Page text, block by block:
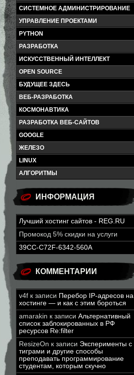
СИСТЕМНОЕ АДМИНИСТРИРОВАНИЕ
УПРАВЛЕНИЕ ПРОЕКТАМИ
PYTHON
РАЗРАБОТКА
ИСКУССТВЕННЫЙ ИНТЕЛЛЕКТ
OPEN SOURCE
БУДУЩЕЕ ЗДЕСЬ
ВЕБ-РАЗРАБОТКА
КОСМОНАВТИКА
РАЗРАБОТКА ВЕБ-САЙТОВ
GOOGLE
ЖЕЛЕЗО
LINUX
АЛГОРИТМЫ
ИНФОРМАЦИЯ
Лучший хостинг сайтов - REG.RU
Промокод 5% скидки на услуги
39CC-C72F-6342-560A
КОММЕНТАРИИ
v4f к записи Перебор IP-адресов на
хостинге — и как с этим бороться
amarakin к записи Альтернативный
список заблокированных в РФ
ресурсов Re:filter
ResizeOn к записи Эксперименты с
тиграми и другие способы
преподавать программирование
студентам, которым скучно